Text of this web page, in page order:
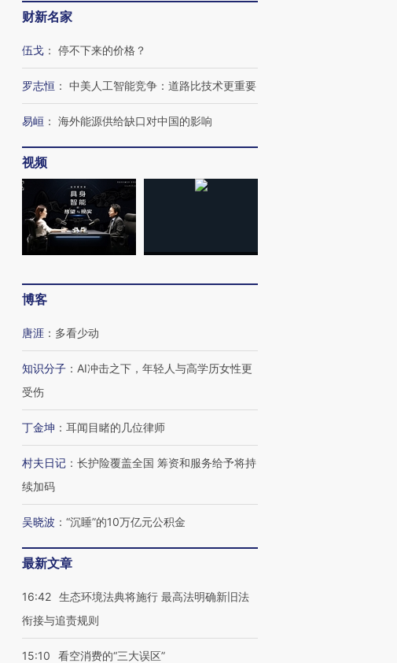
飞行员跨国走私7万
摇头丸 尿检体内含3种
视线｜HYROX的吸金
术：是什么让中产们甘
财新名家
伍戈 ： 停不下来的价格？
罗志恒 ： 中美人工智能竞争：道路比技术更重要
易峘 ： 海外能源供给缺口对中国的影响
视频
博客
唐涯 ： 多看少动
知识分子 ： AI冲击之下，年轻人与高学历女性更
受伤
丁金坤 ： 耳闻目睹的几位律师
村夫日记 ： 长护险覆盖全国 筹资和服务给予将持
续加码
吴晓波 ： “沉睡”的10万亿元公积金
最新文章
16:42 生态环境法典将施行 最高法明确新旧法
衔接与追责规则
15:10 看空消费的“三大误区”